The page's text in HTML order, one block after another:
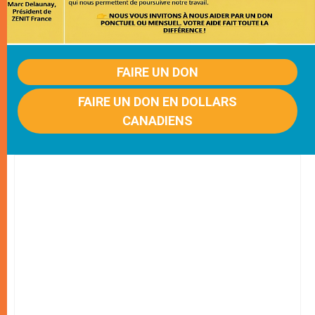
FAIRE UN DON
FAIRE UN DON EN DOLLARS
CANADIENS